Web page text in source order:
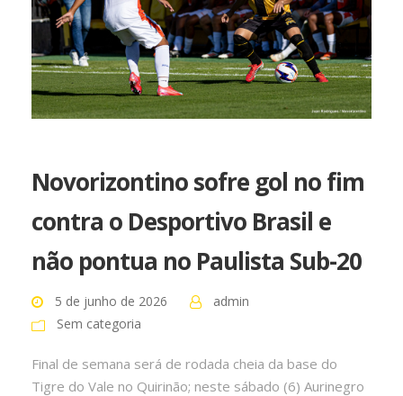
Novorizontino sofre gol no fim
contra o Desportivo Brasil e
não pontua no Paulista Sub-20
5 de junho de 2026
admin
Sem categoria
Final de semana será de rodada cheia da base do
Tigre do Vale no Quirinão; neste sábado (6) Aurinegro